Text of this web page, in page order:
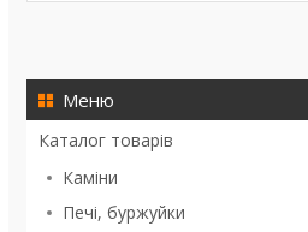
Каталог товарів
Каміни
Печі, буржуйки